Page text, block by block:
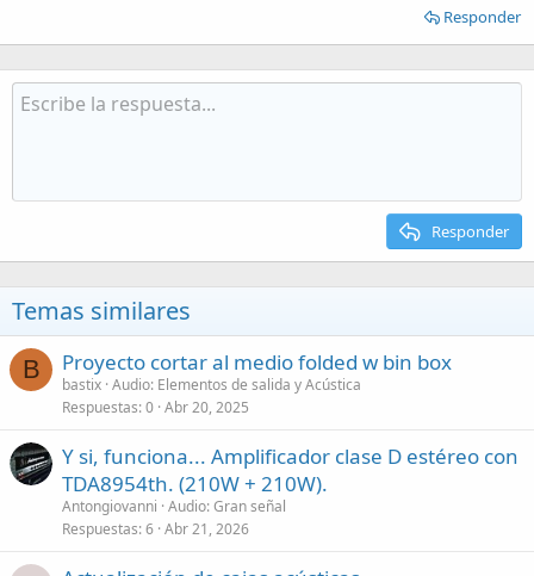
Responder
Responder
Temas similares
B Proyecto cortar al medio folded w bin box
bastix Audio: Elementos de salida y Acústica
Respuestas 0 Abr 20, 2025
Y si, funciona... Amplificador clase D estéreo con
TDA8954th. (210W + 210W).
Antongiovanni Audio: Gran señal
Respuestas 6 Abr 21, 2026